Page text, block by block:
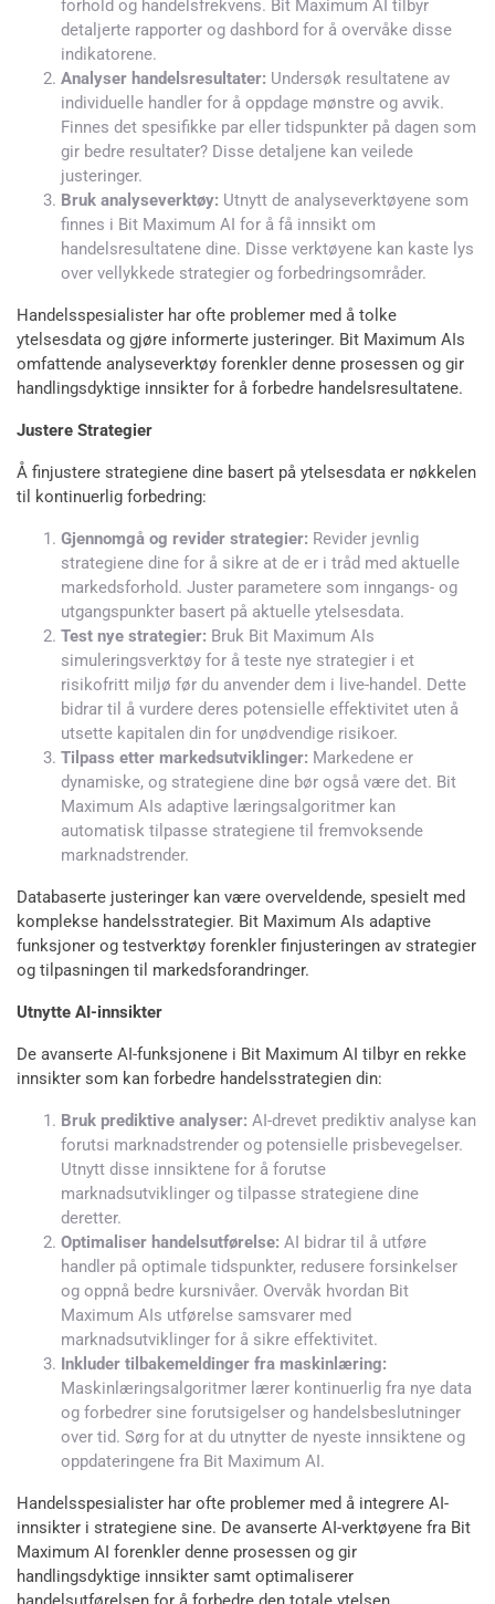
forhold og handelsfrekvens. Bit Maximum AI tilbyr
detaljerte rapporter og dashbord for å overvåke disse
indikatorene.
Analyser handelsresultater: Undersøk resultatene av
individuelle handler for å oppdage mønstre og avvik.
Finnes det spesifikke par eller tidspunkter på dagen som
gir bedre resultater? Disse detaljene kan veilede
justeringer.
Bruk analyseverktøy: Utnytt de analyseverktøyene som
finnes i Bit Maximum AI for å få innsikt om
handelsresultatene dine. Disse verktøyene kan kaste lys
over vellykkede strategier og forbedringsområder.
Handelsspesialister har ofte problemer med å tolke
ytelsesdata og gjøre informerte justeringer. Bit Maximum AIs
omfattende analyseverktøy forenkler denne prosessen og gir
handlingsdyktige innsikter for å forbedre handelsresultatene.
Justere Strategier
Å finjustere strategiene dine basert på ytelsesdata er nøkkelen
til kontinuerlig forbedring:
Gjennomgå og revider strategier: Revider jevnlig
strategiene dine for å sikre at de er i tråd med aktuelle
markedsforhold. Juster parametere som inngangs- og
utgangspunkter basert på aktuelle ytelsesdata.
Test nye strategier: Bruk Bit Maximum AIs
simuleringsverktøy for å teste nye strategier i et
risikofritt miljø før du anvender dem i live-handel. Dette
bidrar til å vurdere deres potensielle effektivitet uten å
utsette kapitalen din for unødvendige risikoer.
Tilpass etter markedsutviklinger: Markedene er
dynamiske, og strategiene dine bør også være det. Bit
Maximum AIs adaptive læringsalgoritmer kan
automatisk tilpasse strategiene til fremvoksende
marknadstrender.
Databaserte justeringer kan være overveldende, spesielt med
komplekse handelsstrategier. Bit Maximum AIs adaptive
funksjoner og testverktøy forenkler finjusteringen av strategier
og tilpasningen til markedsforandringer.
Utnytte AI-innsikter
De avanserte AI-funksjonene i Bit Maximum AI tilbyr en rekke
innsikter som kan forbedre handelsstrategien din:
Bruk prediktive analyser: AI-drevet prediktiv analyse kan
forutsi marknadstrender og potensielle prisbevegelser.
Utnytt disse innsiktene for å forutse
marknadsutviklinger og tilpasse strategiene dine
deretter.
Optimaliser handelsutførelse: AI bidrar til å utføre
handler på optimale tidspunkter, redusere forsinkelser
og oppnå bedre kursnivåer. Overvåk hvordan Bit
Maximum AIs utførelse samsvarer med
marknadsutviklinger for å sikre effektivitet.
Inkluder tilbakemeldinger fra maskinlæring:
Maskinlæringsalgoritmer lærer kontinuerlig fra nye data
og forbedrer sine forutsigelser og handelsbeslutninger
over tid. Sørg for at du utnytter de nyeste innsiktene og
oppdateringene fra Bit Maximum AI.
Handelsspesialister har ofte problemer med å integrere AI-
innsikter i strategiene sine. De avanserte AI-verktøyene fra Bit
Maximum AI forenkler denne prosessen og gir
handlingsdyktige innsikter samt optimaliserer